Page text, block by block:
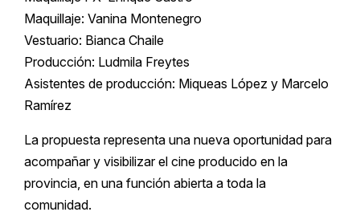
Maquillaje: Vanina Montenegro
Vestuario: Bianca Chaile
Producción: Ludmila Freytes
Asistentes de producción: Miqueas López y Marcelo
Ramírez
La propuesta representa una nueva oportunidad para
acompañar y visibilizar el cine producido en la
provincia, en una función abierta a toda la
comunidad.